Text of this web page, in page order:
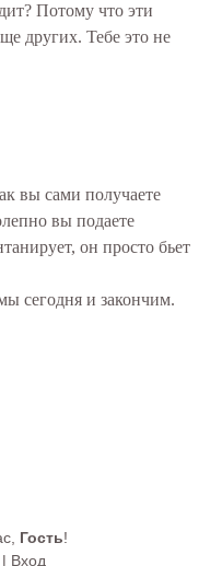
Потому что эти
других. Тебе это не
вы сами получаете
вы подаете
он просто бьет
сегодня и закончим.
, Гость!
| Вход